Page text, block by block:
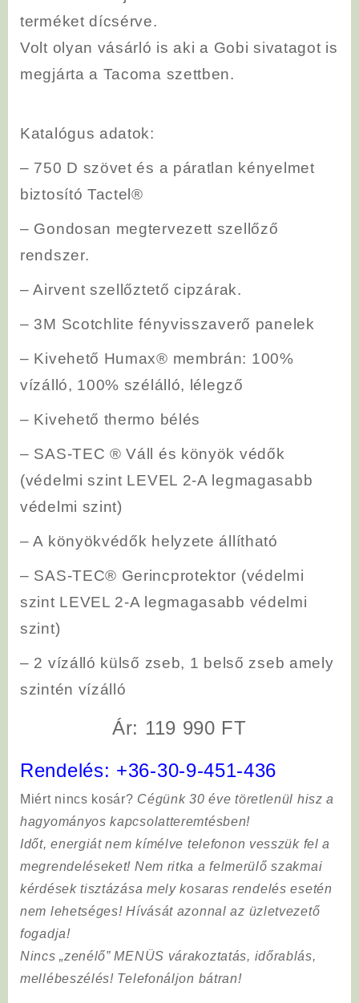
terméket dícsérve.
Volt olyan vásárló is aki a Gobi sivatagot is
megjárta a Tacoma szettben.
Katalógus adatok:
– 750 D szövet és a páratlan kényelmet
biztosító Tactel®
– Gondosan megtervezett szellőző
rendszer.
– Airvent szellőztető cipzárak.
– 3M Scotchlite fényvisszaverő panelek
– Kivehető Humax® membrán: 100%
vízálló, 100% szélálló, lélegző
– Kivehető thermo bélés
– SAS-TEC ® Váll és könyök védők
(védelmi szint LEVEL 2-A legmagasabb
védelmi szint)
– A könyökvédők helyzete állítható
– SAS-TEC® Gerincprotektor (védelmi
szint LEVEL 2-A legmagasabb védelmi
szint)
– 2 vízálló külső zseb, 1 belső zseb amely
szintén vízálló
Ár: 119 990 FT
Rendelés: +36-30-9-451-436
Miért nincs kosár? Cégünk 30 éve töretlenül hisz a
hagyományos kapcsolatteremtésben!
Időt, energiát nem kímélve telefonon vesszük fel a
megrendeléseket! Nem ritka a felmerülő szakmai
kérdések tisztázása mely kosaras rendelés esetén
nem lehetséges! Hívását azonnal az üzletvezető
fogadja!
Nincs „zenélő” MENÜS várakoztatás, időrablás,
mellébeszélés! Telefonáljon bátran!